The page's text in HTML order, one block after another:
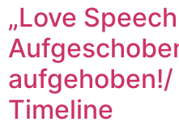
„Love
aufgehoben!/
Timeline